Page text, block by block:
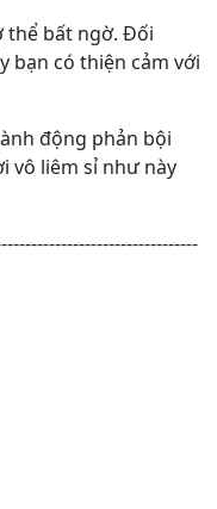
thể bất ngờ. Đối
bạn có thiện cảm với
động phản bội
vô liêm sỉ như này